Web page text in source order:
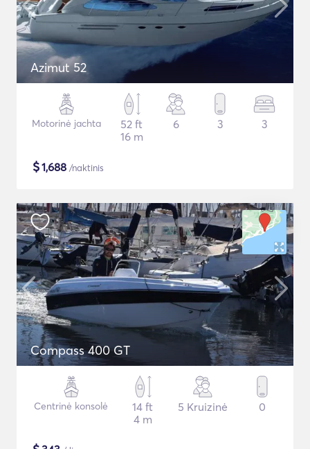
Azimut 52
Motorinė jachta
52 ft
16 m
6 3 3
$1,688 /naktinis
Compass 400 GT
Centrinė konsolė
14 ft
4 m
5 Kruizinė 0